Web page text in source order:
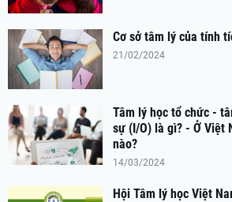
Cơ sở tâm lý của tính
21/02/2024
Tâm lý học tổ chức -
sự (I/O) là gì? - Ở Việt
nào?
14/03/2024
Hội Tâm lý học Việt